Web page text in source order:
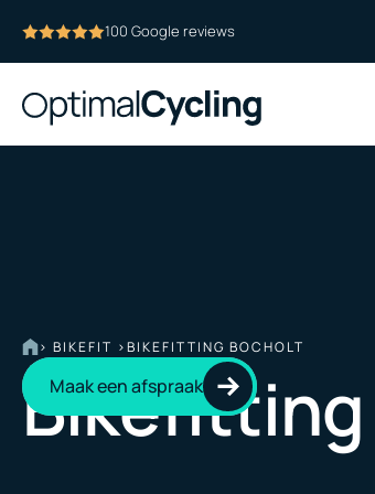
100 Google reviews
> BIKEFIT >BIKEFITTING BOCHOLT
Maak een afspraak